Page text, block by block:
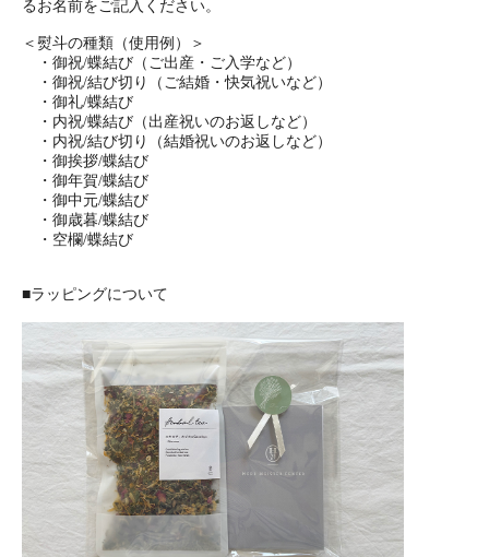
るお名前をご記入ください。
＜熨斗の種類（使用例）＞
・御祝/蝶結び（ご出産・ご入学など）
・御祝/結び切り（ご結婚・快気祝いなど）
・御礼/蝶結び
・内祝/蝶結び（出産祝いのお返しなど）
・内祝/結び切り（結婚祝いのお返しなど）
・御挨拶/蝶結び
・御年賀/蝶結び
・御中元/蝶結び
・御歳暮/蝶結び
・空欄/蝶結び
■ラッピングについて